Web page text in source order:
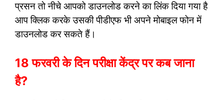
प्रसन तो नीचे आपको डाउनलोड करने का लिंक दिया गया है
आप क्लिक करके उसकी पीडीएफ भी अपने मोबाइल फोन में
डाउनलोड कर सकते हैं।
18 फरवरी के दिन परीक्षा केंद्र पर कब जाना
है?